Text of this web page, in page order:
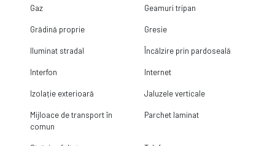
Gaz Geamuri tripan
Grădină proprie Gresie
Iluminat stradal Încălzire prin pardoseală
Interfon Internet
Izolație exterioară Jaluzele verticale
Mijloace de transport în
comun
Parchet laminat